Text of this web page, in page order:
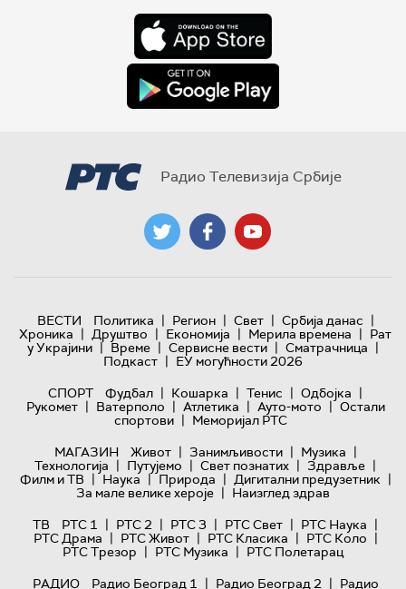
Радио Телевизија Србије
ВЕСТИ Политика | Регион | Свет | Србија данас |
Хроника | Друштво | Економија | Мерила времена | Рат
у Украјини | Време | Сервисне вести | Сматрачница |
Подкаст | ЕУ могућности 2026
СПОРТ
Фудбал | Кошарка | Тенис | Одбојка |
Рукомет | Ватерполо | Атлетика | Ауто-мото | Остали
спортови | Меморијал РТС
МАГАЗИН
Живот | Занимљивости | Музика |
Технологијa | Путујемо | Свет познатих | Здравље |
Филм и ТВ | Наука | Природа | Дигитални предузетник |
За мале велике хероје | Наизглед здрав
ТВ
РТС 1 | РТС 2 | РТС 3 | РТС Свет | РТС Наука |
РТС Драма | РТС Живот | РТС Класика | РТС Коло |
РТС Трезор | РТС Музика | РТС Полетарац
РАДИО
Радио Београд 1 | Радио Београд 2 | Радио